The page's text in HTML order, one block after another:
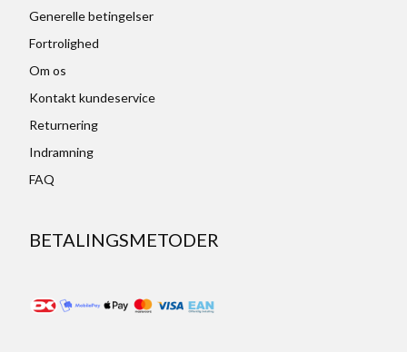
Generelle betingelser
Fortrolighed
Om os
Kontakt kundeservice
Returnering
Indramning
FAQ
BETALINGSMETODER